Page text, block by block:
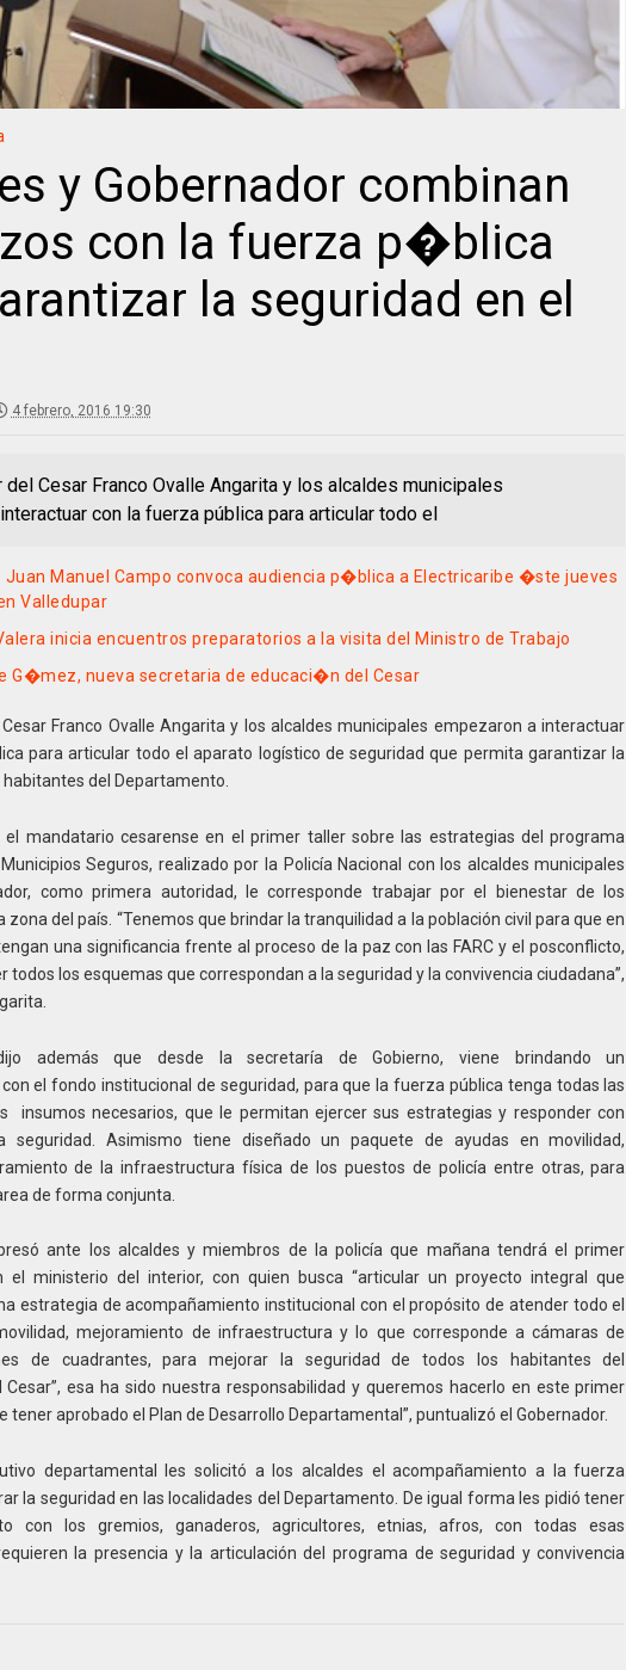
y Gobernador combinan
con la fuerza p�blica
la seguridad en el
4 febrero, 2016 19:30
del Cesar Franco Ovalle Angarita y los alcaldes municipales
con la fuerza pública para articular todo el
Juan Manuel Campo convoca audiencia p�blica a Electricaribe �ste jueves
Valledupar
inicia encuentros preparatorios a la visita del Ministro de Trabajo
G�mez, nueva secretaria de educaci�n del Cesar
Franco Ovalle Angarita y los alcaldes municipales empezaron a interactuar
para articular todo el aparato logístico de seguridad que permita garantizar la
del Departamento.
el mandatario cesarense en el primer taller sobre las estrategias del programa
Seguros, realizado por la Policía Nacional con los alcaldes municipales
como primera autoridad, le corresponde trabajar por el bienestar de los
zona del país. “Tenemos que brindar la tranquilidad a la población civil para que en
una significancia frente al proceso de la paz con las FARC y el posconflicto,
todos los esquemas que correspondan a la seguridad y la convivencia ciudadana”,
además que desde la secretaría de Gobierno, viene brindando un
el fondo institucional de seguridad, para que la fuerza pública tenga todas las
insumos necesarios, que le permitan ejercer sus estrategias y responder con
seguridad. Asimismo tiene diseñado un paquete de ayudas en movilidad,
de la infraestructura física de los puestos de policía entre otras, para
de forma conjunta.
ante los alcaldes y miembros de la policía que mañana tendrá el primer
el ministerio del interior, con quien busca “articular un proyecto integral que
estrategia de acompañamiento institucional con el propósito de atender todo el
mejoramiento de infraestructura y lo que corresponde a cámaras de
de cuadrantes, para mejorar la seguridad de todos los habitantes del
Cesar”, esa ha sido nuestra responsabilidad y queremos hacerlo en este primer
tener aprobado el Plan de Desarrollo Departamental”, puntualizó el Gobernador.
departamental les solicitó a los alcaldes el acompañamiento a la fuerza
la seguridad en las localidades del Departamento. De igual forma les pidió tener
con los gremios, ganaderos, agricultores, etnias, afros, con todas esas
la presencia y la articulación del programa de seguridad y convivencia